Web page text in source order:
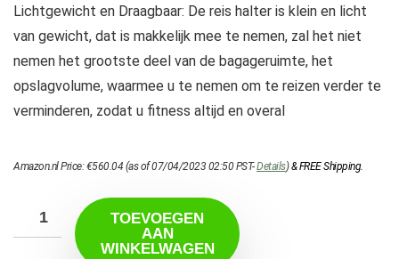
Lichtgewicht en Draagbaar: De reis halter is klein en licht
van gewicht, dat is makkelijk mee te nemen, zal het niet
nemen het grootste deel van de bagageruimte, het
opslagvolume, waarmee u te nemen om te reizen verder te
verminderen, zodat u fitness altijd en overal
Amazon.nl Price:€560.04 (as of 07/04/2023 02:50 PST-Details)&FREE Shipping.
TOEVOEGEN
AAN
WINKELWAGEN